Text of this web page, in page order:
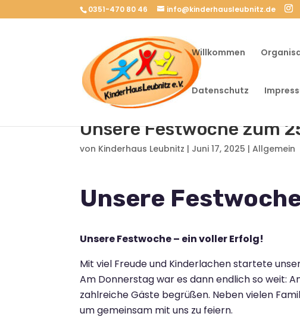
0351-470 80 46 info@kinderhausleubnitz.de
Willkommen
Datenschutz
Unsere Festwoche zum
von Kinderhaus Leubnitz | Juni 17, 2025 |Allgemein
Unsere
Unsere Festwoche – ein voller Erfolg!
Mit viel Freude und Kinderlachen startete
Am Donnerstag war es dann endlich so weit:
zahlreiche Gäste begrüßen. Neben vielen
um gemeinsam mit uns zu feiern.